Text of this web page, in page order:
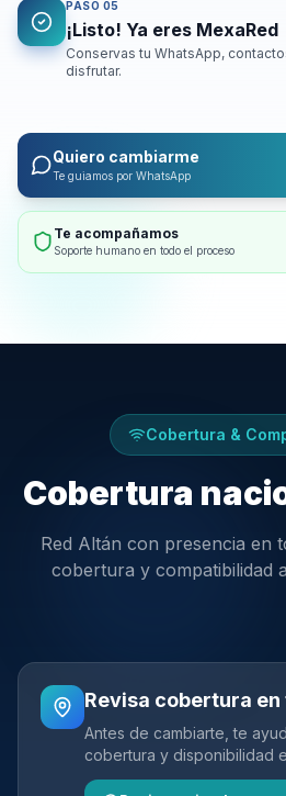
PASO 05
¡Listo! Ya eres MexaRed
Conservas tu WhatsApp,
disfrutar.
Tu número, tu identidad
Quiero cambiarme
Te guiamos por WhatsApp
Te acompañamos
Soporte humano en todo el proceso
Cobertura &
Cobertura
Red Altán con presencia en
cobertura y compatibilidad
Revisa cobertura en
Antes de cambiarte, te
cobertura y disponibilidad